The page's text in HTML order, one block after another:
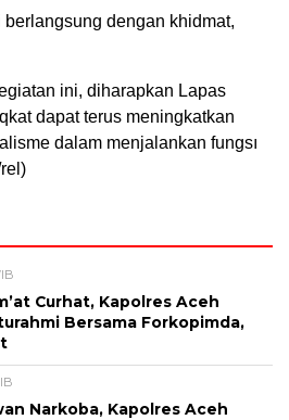
dengan khidmat,
ini, diharapkan Lapas
dapat terus meningkatkan
dalam menjalankan fungsı
Curhat, Kapolres Aceh
Bersama Forkopimda,
Narkoba, Kapolres Aceh